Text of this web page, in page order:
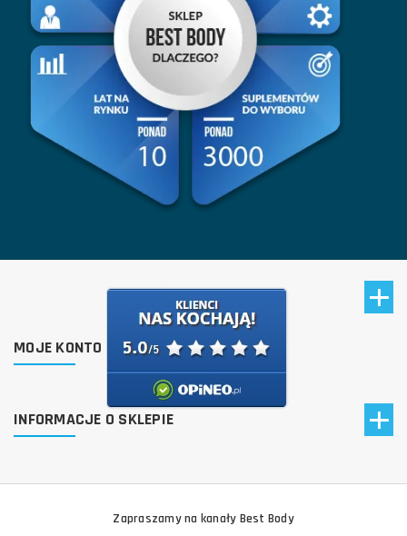
MOJE KONTO
INFORMACJE O SKLEPIE
Zapraszamy na kanały Best Body